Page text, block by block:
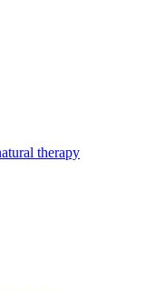
therapy